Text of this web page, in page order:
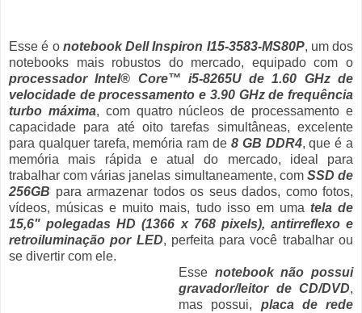
Esse é o notebook Dell Inspiron I15-3583-MS80P, um dos
notebooks mais robustos do mercado, equipado com o
processador Intel® Core™ i5-8265U de 1.60 GHz de
velocidade de processamento e 3.90 GHz de frequência
turbo máxima, com quatro núcleos de processamento e
capacidade para até oito tarefas simultâneas, excelente
para qualquer tarefa, memória ram de 8 GB DDR4, que é a
memória mais rápida e atual do mercado, ideal para
trabalhar com várias janelas simultaneamente, com SSD de
256GB para armazenar todos os seus dados, como fotos,
vídeos, músicas e muito mais, tudo isso em uma tela de
15,6" polegadas HD (1366 x 768 pixels), antirreflexo e
retroiluminação por LED, perfeita para você trabalhar ou
se divertir com ele.
Esse notebook não possui
gravador/leitor de CD/DVD,
mas possui, placa de rede